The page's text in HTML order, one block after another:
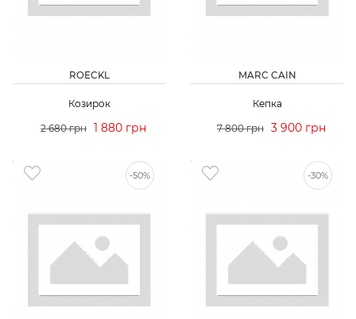
ROECKL
Козирок
2 680 грн 1 880 грн
MARC CAIN
Кепка
7 800 грн 3 900 грн
-50% -30%